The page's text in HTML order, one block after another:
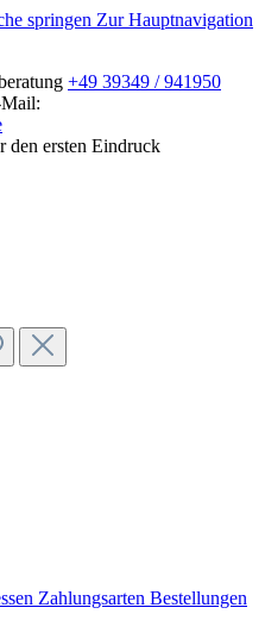
springen Zur Hauptnavigation
+49 39349 / 941950
den ersten Eindruck
Zahlungsarten Bestellungen